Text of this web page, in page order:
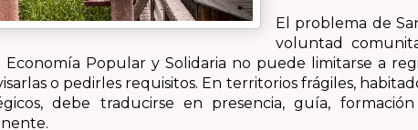
El problema de
voluntad
Popular y Solidaria no puede limitarse a
o pedirles requisitos. En territorios frágiles,
debe traducirse en presencia, guía,